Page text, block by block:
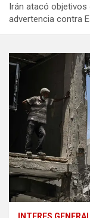
Irán atacó objetivos
advertencia contra
INTERES